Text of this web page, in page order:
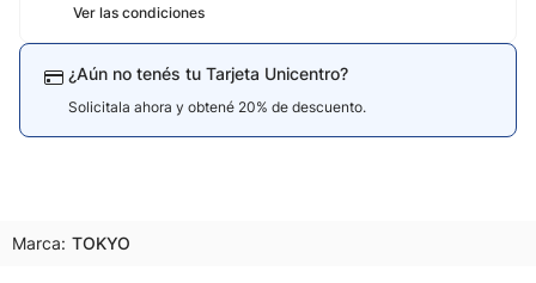
Ver las condiciones
¿Aún no tenés tu Tarjeta Unicentro?
Solicitala ahora y obtené 20% de descuento.
Marca: TOKYO